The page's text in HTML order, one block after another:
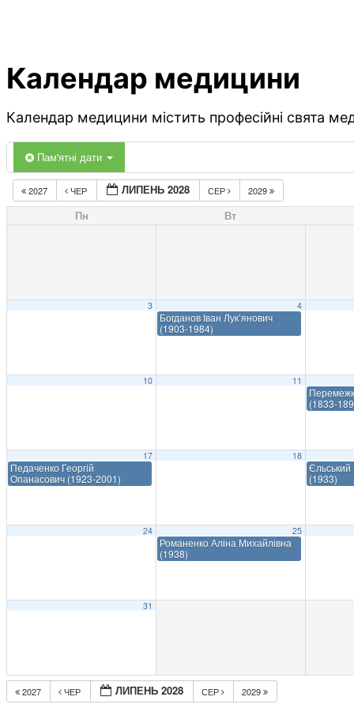
Календар медицини
Календар медицини містить професійні свята
Пам'ятні дати
2027 ЧЕР ЛИПЕНЬ 2028 СЕР 2029
Пн Вт
3 4
Богданов Іван Лук’янович
(1903-1984)
10 11
(1833-
17
Педаченко Георгій
Опанасович (1923-2001)
18
Єльський
(1933)
24 25
Романенко Аліна Михайлівна
(1938)
31
2027 ЧЕР ЛИПЕНЬ 2028 СЕР 2029